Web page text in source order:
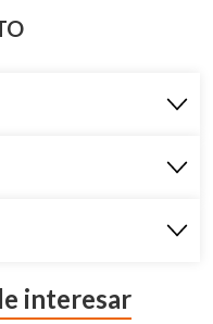
interesar